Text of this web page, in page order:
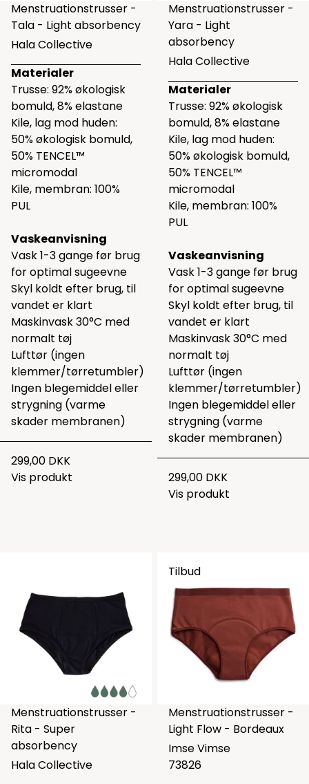
Menstruationstrusser -
Tala - Light absorbency
Hala Collective
Materialer
Trusse: 92% økologisk
bomuld, 8% elastane
Kile, lag mod huden:
50% økologisk bomuld,
50% TENCEL™
micromodal
Kile, membran: 100%
PUL
Vaskeanvisning
Vask 1-3 gange før brug
for optimal sugeevne
Skyl koldt efter brug, til
vandet er klart
Maskinvask 30°C med
normalt tøj
Lufttør (ingen
klemmer/tørretumbler)
Ingen blegemiddel eller
strygning (varme
skader membranen)
299,00 DKK
Vis produkt
Menstruationstrusser -
Yara - Light
absorbency
Hala Collective
Materialer
Trusse: 92% økologisk
bomuld, 8% elastane
Kile, lag mod huden:
50% økologisk bomuld,
50% TENCEL™
micromodal
Kile, membran: 100%
PUL
Vaskeanvisning
Vask 1-3 gange før brug
for optimal sugeevne
Skyl koldt efter brug, til
vandet er klart
Maskinvask 30°C med
normalt tøj
Lufttør (ingen
klemmer/tørretumbler)
Ingen blegemiddel eller
strygning (varme
skader membranen)
299,00 DKK
Vis produkt
Menstruationstrusser -
Rita - Super
absorbency
Hala Collective
Tilbud
Menstruationstrusser -
Light Flow - Bordeaux
Imse Vimse
73826